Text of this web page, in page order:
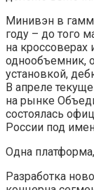
Минивэн в
году – до того
на
однообъемник,
установкой,
В апреле
на рынке
состоялась
России под
Одна
Разработка